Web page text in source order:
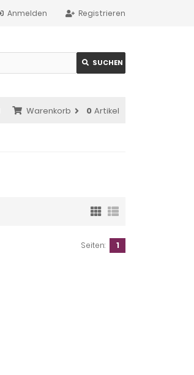
Registrieren
Anmelden
SUCHEN
Warenkorb 0 Artikel
Seiten: 1